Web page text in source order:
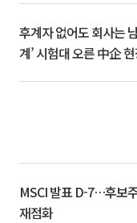
후계자 없어도 회사는
계’ 시험대 오른 中企
MSCI 발표 D-7…후보
재점화